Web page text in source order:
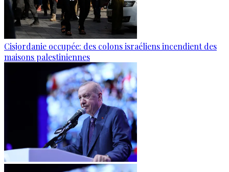
Cisjordanie occupée: des colons israéliens incendient des
maisons palestiniennes